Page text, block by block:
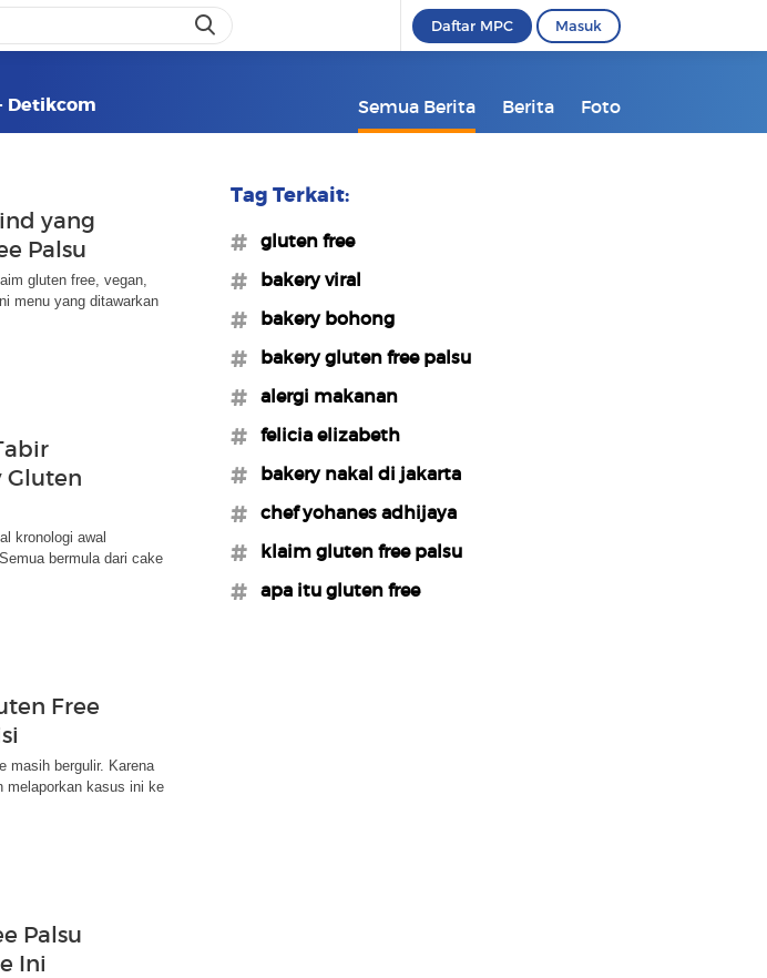
Daftar MPC Masuk
Detikcom Semua Berita Berita Foto
yang
Palsu
gluten free, vegan,
menu yang ditawarkan
Gluten
kronologi awal
bermula dari cake
Free
masih bergulir. Karena
melaporkan kasus ini ke
Palsu
Ini
Tag Terkait:
#gluten free
#bakery viral
#bakery bohong
#bakery gluten free palsu
#alergi makanan
#felicia elizabeth
#bakery nakal di jakarta
#chef yohanes adhijaya
#klaim gluten free palsu
#apa itu gluten free